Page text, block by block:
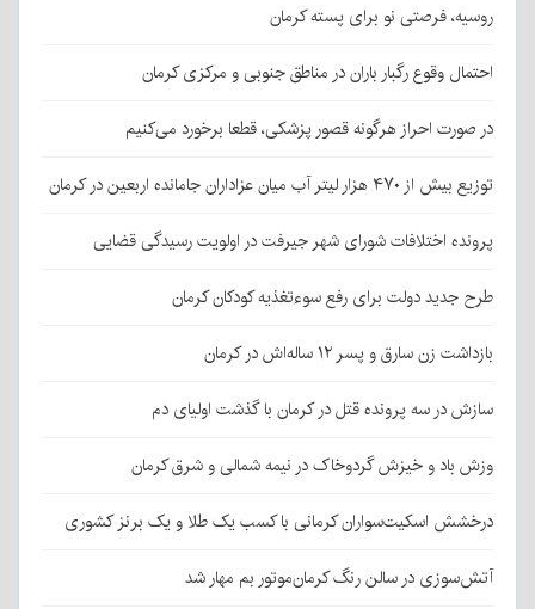
روسیه، فرصتی نو برای پسته کرمان
احتمال وقوع رگبار باران در مناطق جنوبی و مرکزی کرمان
در صورت احراز هرگونه قصور پزشکی، قطعا برخورد می‌کنیم
توزیع بیش از ۴۷۰ هزار لیتر آب میان عزاداران جامانده اربعین در کرمان
پرونده اختلافات شورای شهر جیرفت در اولویت رسیدگی قضایی
طرح جدید دولت برای رفع سوءتغذیه کودکان کرمان
بازداشت زن سارق و پسر ۱۲ ساله‌اش در کرمان
سازش در سه پرونده قتل در کرمان با گذشت اولیای دم
وزش باد و خیزش گردوخاک در نیمه شمالی و شرق کرمان
درخشش اسکیت‌سواران کرمانی با کسب یک طلا و یک برنز کشوری
آتش‌سوزی در سالن رنگ کرمان‌موتور بم مهار شد